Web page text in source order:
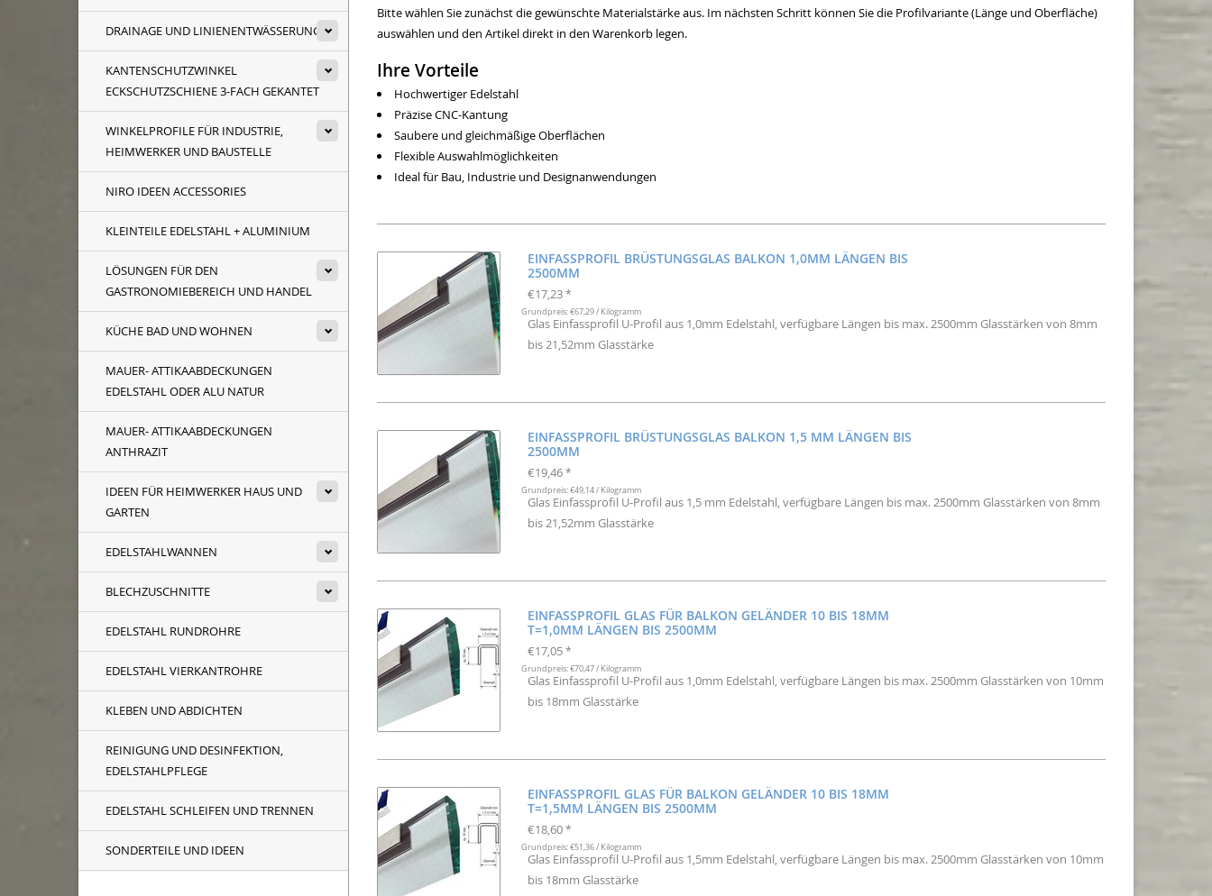
DRAINAGE UND LINIENENTWÄSSERUNG
KANTENSCHUTZWINKEL
ECKSCHUTZSCHIENE 3-FACH GEKANTET
WINKELPROFILE FÜR INDUSTRIE,
HEIMWERKER UND BAUSTELLE
NIRO IDEEN ACCESSORIES
KLEINTEILE EDELSTAHL + ALUMINIUM
LÖSUNGEN FÜR DEN
GASTRONOMIEBEREICH UND HANDEL
KÜCHE BAD UND WOHNEN
MAUER- ATTIKAABDECKUNGEN
EDELSTAHL ODER ALU NATUR
MAUER- ATTIKAABDECKUNGEN
ANTHRAZIT
IDEEN FÜR HEIMWERKER HAUS UND
GARTEN
EDELSTAHLWANNEN
BLECHZUSCHNITTE
EDELSTAHL RUNDROHRE
EDELSTAHL VIERKANTROHRE
KLEBEN UND ABDICHTEN
REINIGUNG UND DESINFEKTION,
EDELSTAHLPFLEGE
EDELSTAHL SCHLEIFEN UND TRENNEN
SONDERTEILE UND IDEEN
Bitte wählen Sie zunächst die gewünschte Materialstärke aus. Im nächsten Schritt können Sie die Profilvariante (Länge und Oberfläche)
auswählen und den Artikel direkt in den Warenkorb legen.
Ihre Vorteile
Hochwertiger Edelstahl
Präzise CNC-Kantung
Saubere und gleichmäßige Oberflächen
Flexible Auswahlmöglichkeiten
Ideal für Bau, Industrie und Designanwendungen
EINFASSPROFIL BRÜSTUNGSGLAS BALKON 1,0MM LÄNGEN BIS
2500MM
€17,23 *
Grundpreis: €67,29 / Kilogramm
Glas Einfassprofil U-Profil aus 1,0mm Edelstahl, verfügbare Längen bis max. 2500mm Glasstärken von 8mm
bis 21,52mm Glasstärke
EINFASSPROFIL BRÜSTUNGSGLAS BALKON 1,5 MM LÄNGEN BIS
2500MM
€19,46 *
Grundpreis: €49,14 / Kilogramm
Glas Einfassprofil U-Profil aus 1,5 mm Edelstahl, verfügbare Längen bis max. 2500mm Glasstärken von 8mm
bis 21,52mm Glasstärke
EINFASSPROFIL GLAS FÜR BALKON GELÄNDER 10 BIS 18MM
T=1,0MM LÄNGEN BIS 2500MM
€17,05 *
Grundpreis: €70,47 / Kilogramm
Glas Einfassprofil U-Profil aus 1,0mm Edelstahl, verfügbare Längen bis max. 2500mm Glasstärken von 10mm
bis 18mm Glasstärke
EINFASSPROFIL GLAS FÜR BALKON GELÄNDER 10 BIS 18MM
T=1,5MM LÄNGEN BIS 2500MM
€18,60 *
Grundpreis: €51,36 / Kilogramm
Glas Einfassprofil U-Profil aus 1,5mm Edelstahl, verfügbare Längen bis max. 2500mm Glasstärken von 10mm
bis 18mm Glasstärke